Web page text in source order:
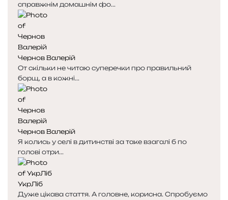
справжнім домашнім фо...
Чернов Валерій
От скільки не читаю суперечки про правильний
борщ, а в кожні...
Чернов Валерій
Я колись у селі в дитинстві за таке взагалі б по
голові отри...
УкрЛіб
Дуже цікава стаття. А головне, корисна. Спробуємо